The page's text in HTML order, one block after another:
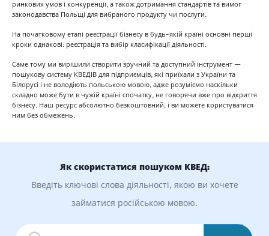
ринкових умов і конкуренції, а також дотримання стандартів та вимог
законодавства Польщі для вибраного продукту чи послуги.
На початковому етапі реєстрації бізнесу в будь-якій країні основні перші
кроки однакові: реєстрація та вибір класифікації діяльності.
Саме тому ми вирішили створити зручний та доступний інструмент —
пошукову систему КВЕДІВ для підприємців, які приїхали з України та
Білорусі і не володіють польською мовою, адже розуміємо наскільки
складно може бути в чужій країні спочатку, не говорячи вже про відкриття
бізнесу. Наш ресурс абсолютно безкоштовний, і ви можете користуватися
ним без обмежень.
Як скористатися пошуком КВЕД:
Введіть ключові слова діяльності, якою ви хочете
займатися російською мовою.